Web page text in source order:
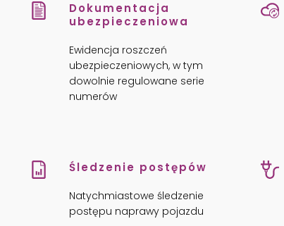
Dokumentacja
ubezpieczeniowa
Ewidencja roszczeń
ubezpieczeniowych, w tym
dowolnie regulowane serie
numerów
Śledzenie postępów
Natychmiastowe śledzenie
postępu naprawy pojazdu